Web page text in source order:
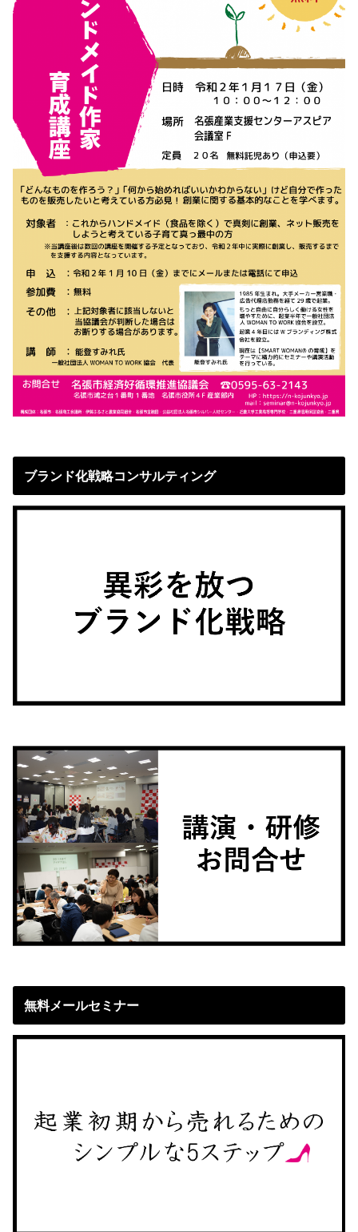
ブランド化戦略コンサルティング
無料メールセミナー